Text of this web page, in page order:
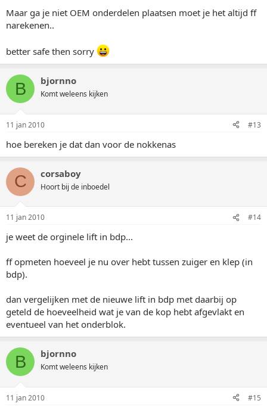
Maar ga je niet OEM onderdelen plaatsen moet je het altijd ff
narekenen..
better safe then sorry
B bjornno
Komt weleens kijken
11 jan 2010 #13
hoe bereken je dat dan voor de nokkenas
C corsaboy
Hoort bij de inboedel
11 jan 2010 #14
je weet de orginele lift in bdp...
ff opmeten hoeveel je nu over hebt tussen zuiger en klep (in
bdp).
dan vergelijken met de nieuwe lift in bdp met daarbij op
geteld de hoeveelheid wat je van de kop hebt afgevlakt en
eventueel van het onderblok.
B bjornno
Komt weleens kijken
11 jan 2010 #15